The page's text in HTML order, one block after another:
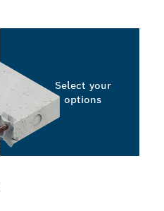
Select your
options